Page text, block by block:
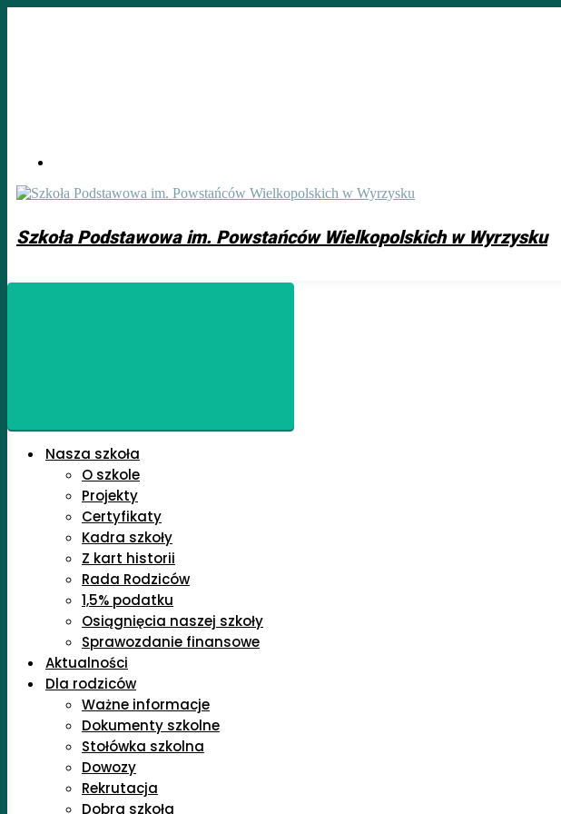
Szkoła Podstawowa im. Powstańców Wielkopolskich w Wyrzysku
Nasza szkoła
O szkole
Projekty
Certyfikaty
Kadra szkoły
Z kart historii
Rada Rodziców
1,5% podatku
Osiągnięcia naszej szkoły
Sprawozdanie finansowe
Aktualności
Dla rodziców
Ważne informacje
Dokumenty szkolne
Stołówka szkolna
Dowozy
Rekrutacja
Dobra szkoła